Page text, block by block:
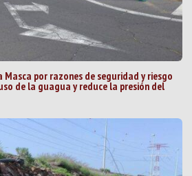
Masca por razones de seguridad y riesgo
de la guagua y reduce la presión del